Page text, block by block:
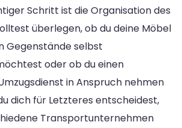
Schritt ist die Organisation des
überlegen, ob du deine Möbel
Gegenstände selbst
oder ob du einen
in Anspruch nehmen
dich für Letzteres entscheidest,
Transportunternehmen